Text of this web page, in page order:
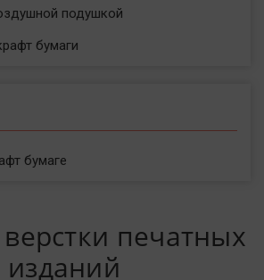
подушкой
бумаги
бумаге
печатных
изданий